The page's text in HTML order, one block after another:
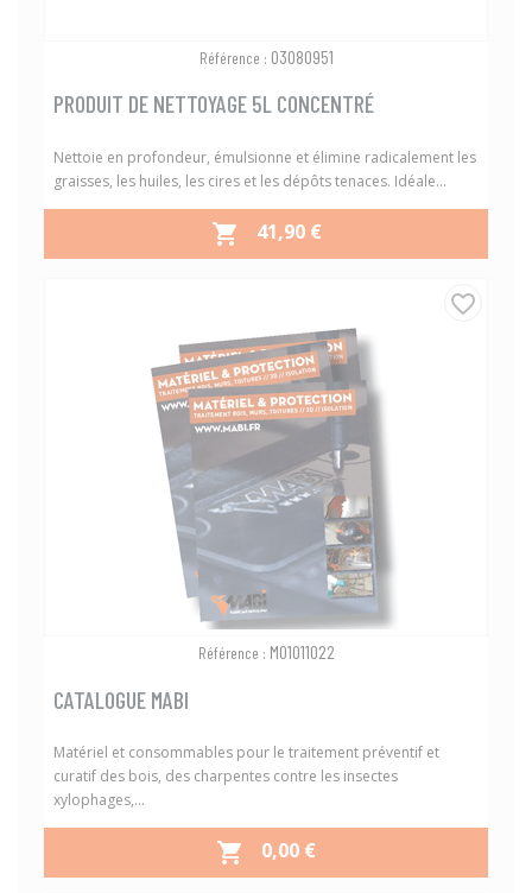
Référence : 03080951
PRODUIT DE NETTOYAGE 5L CONCENTRÉ
Nettoie en profondeur, émulsionne et élimine radicalement les
graisses, les huiles, les cires et les dépôts tenaces. Idéale...
 PRIX
41,90 €
Référence : M01011022
CATALOGUE MABI
Matériel et consommables pour le traitement préventif et
curatif des bois, des charpentes contre les insectes
xylophages,...
 PRIX
0,00 €
favorite_border